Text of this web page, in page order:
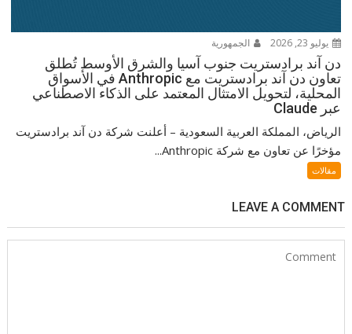
يوليو 23, 2026 الجمهورية
دن آند برادستريت جنوب آسيا والشرق الأوسط تُطلق
تعاون دن آند برادستريت مع Anthropic في الأسواق
المحلية، لتحويل الامتثال المعتمد على الذكاء الاصطناعي
عبر Claude
الرياض، المملكة العربية السعودية – أعلنت شركة دن آند برادستريت
مؤخرًا عن تعاون مع شركة Anthropic...
مقالات
LEAVE A COMMENT